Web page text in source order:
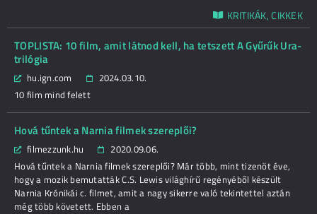
KRITIKÁK, CIKKEK
TOPLISTA: 10 film, amit látnod kell, ha tetszett A Gyűrűk Ura-
trilógia
hu.ign.com
2024.03.10.
10 film mind felett
Hová tűntek a Narnia filmek szereplői?
filmezzunk.hu
2020.09.06.
Hová tűntek a Narnia filmek szereplői? Már több, mint tizenöt éve,
hogy a mozik bemutatták C.S. Lewis világhírű regényéből készült
Narnia Krónikái c. filmet, amit a nagy sikerre való tekintettel aztán
még több követett. Ebben a